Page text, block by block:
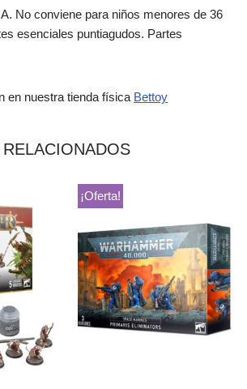
No conviene para niños menores de 36
esenciales puntiagudos. Partes
en nuestra tienda física Bettoy
¡Oferta!